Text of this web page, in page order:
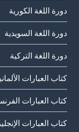
دورة اللغة الكورية
دورة اللغة السويدية
دورة اللغة التركية
كتاب العبارات
كتاب العبارات
كتاب العبارات